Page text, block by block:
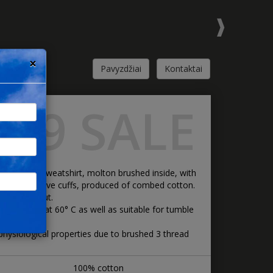
Pavyzdžiai Kontaktai
SALE
kasak sweatshirt, molton brushed inside, with
and sleeve cuffs, produced of combed cotton.
a classic cut.
results at 60° C as well as suitable for tumble
properties due to brushed 3 thread
100% cotton
×